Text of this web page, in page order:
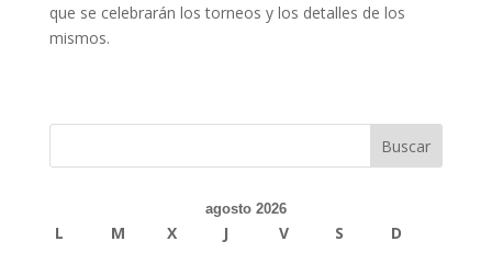
que se celebrarán los torneos y los detalles de los
mismos.
Buscar
agosto 2026
L M X J V S
D